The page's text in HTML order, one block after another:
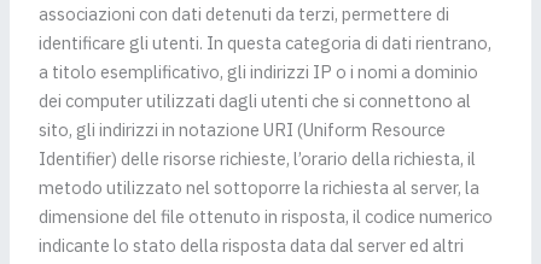
associazioni con dati detenuti da terzi, permettere di
identificare gli utenti. In questa categoria di dati rientrano,
a titolo esemplificativo, gli indirizzi IP o i nomi a dominio
dei computer utilizzati dagli utenti che si connettono al
sito, gli indirizzi in notazione URI (Uniform Resource
Identifier) delle risorse richieste, l’orario della richiesta, il
metodo utilizzato nel sottoporre la richiesta al server, la
dimensione del file ottenuto in risposta, il codice numerico
indicante lo stato della risposta data dal server ed altri